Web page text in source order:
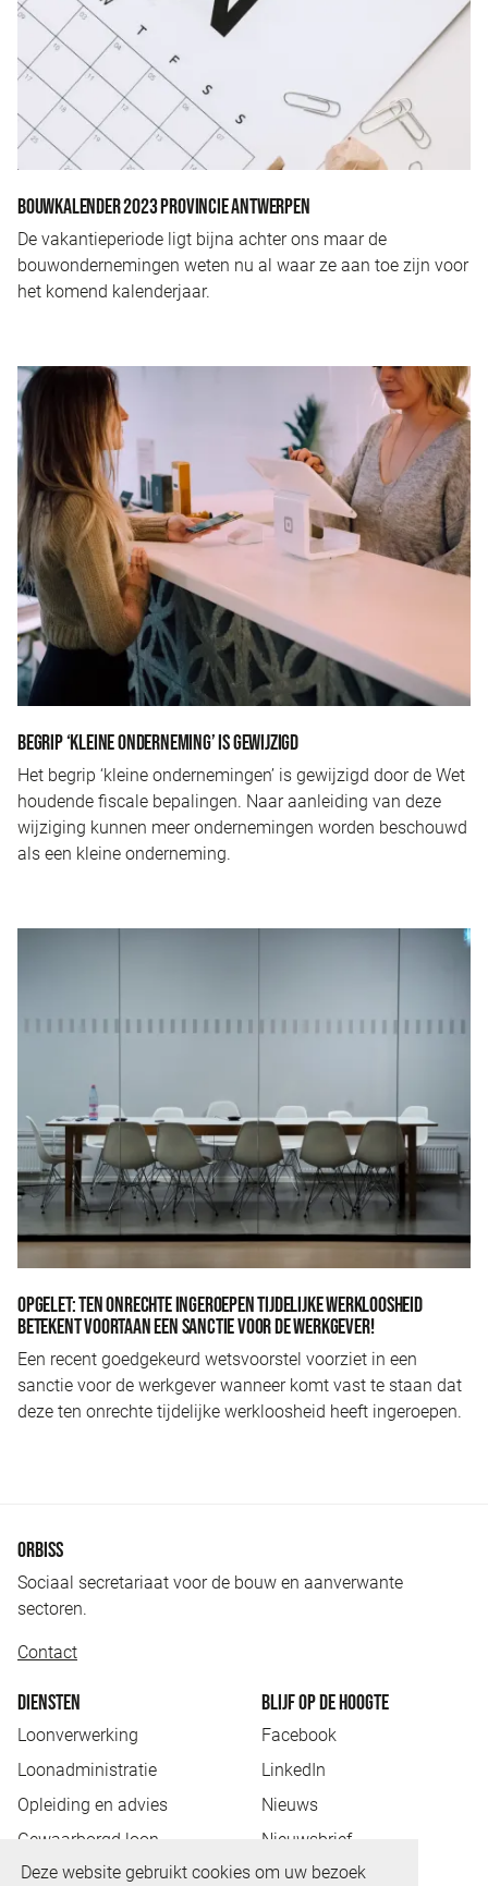
Deze website gebruikt cookies om uw bezoek
BOUWKALENDER 2023 PROVINCIE ANTWERPEN
De vakantieperiode ligt bijna achter ons maar de
bouwondernemingen weten nu al waar ze aan toe zijn voor
het komend kalenderjaar.
BEGRIP ‘KLEINE ONDERNEMING’ IS GEWIJZIGD
Het begrip ‘kleine ondernemingen’ is gewijzigd door de Wet
houdende fiscale bepalingen. Naar aanleiding van deze
wijziging kunnen meer ondernemingen worden beschouwd
als een kleine onderneming.
OPGELET: TEN ONRECHTE INGEROEPEN TIJDELIJKE WERKLOOSHEID
BETEKENT VOORTAAN EEN SANCTIE VOOR DE WERKGEVER!
Een recent goedgekeurd wetsvoorstel voorziet in een
sanctie voor de werkgever wanneer komt vast te staan dat
deze ten onrechte tijdelijke werkloosheid heeft ingeroepen.
ORBISS
Sociaal secretariaat voor de bouw en aanverwante
sectoren.
Contact
DIENSTEN
Loonverwerking
Loonadministratie
Opleiding en advies
Gewaarborgd loon
BLIJF OP DE HOOGTE
Facebook
LinkedIn
Nieuws
Nieuwsbrief